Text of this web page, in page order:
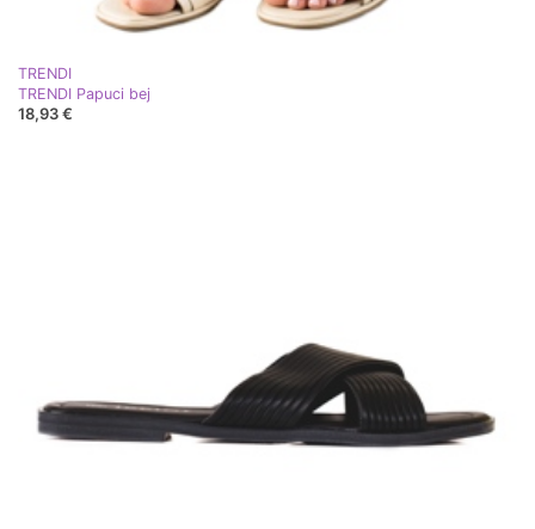
TRENDI
TRENDI Papuci bej
18,93 €